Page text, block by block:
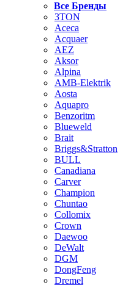
Все Бренды
3TON
Aceca
Acquaer
AEZ
Aksor
Alpina
AMB-Elektrik
Aosta
Aquapro
Benzoritm
Blueweld
Brait
Briggs&Stratton
BULL
Canadiana
Carver
Champion
Chuntao
Collomix
Crown
Daewoo
DeWalt
DGM
DongFeng
Dremel